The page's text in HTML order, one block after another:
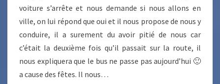
voiture s’arrête et nous demande si nous allons en
ville, on lui répond que oui et il nous propose de nous y
conduire, il a surement du avoir pitié de nous car
c’était la deuxième fois qu’il passait sur la route, il
nous expliquera que le bus ne passe pas aujourd’hui 🙂
a cause des fêtes. Il nous…